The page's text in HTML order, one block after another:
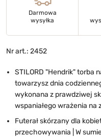
Darmowa
wysyłka
Nr art.: 2452
STILORD "Hendrik" torba
towarzysz dnia
wykonana z prawdziwej
wspaniałego wrażenia na
Futerał skórzany dla
przechowywania | W